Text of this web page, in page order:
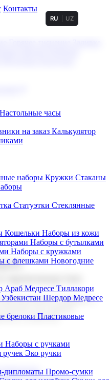
Контакты
RU UZ
Настольные часы
на заказ Калькулятор
наборы Кружки Стаканы
Статуэтки Стеклянные
Кошельки Наборы из кожи
Наборы с бутылками
Наборы с кружками
с флешками Новогодние
Араб Медресе Тиллакори
Шердор Медресе
брелоки Пластиковые
Наборы с ручками
ручек Эко ручки
дипломаты Промо-сумки
подарков и
вы найдете
и клиентов.
Кошельки